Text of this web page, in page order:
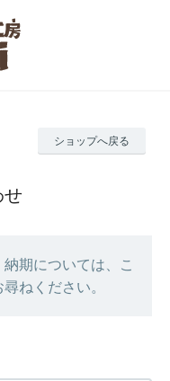
ショップへ戻る
せ
期については、こ
ねください。